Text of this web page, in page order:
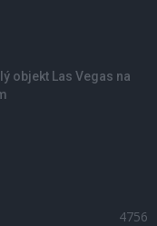
objekt Las Vegas na
4756